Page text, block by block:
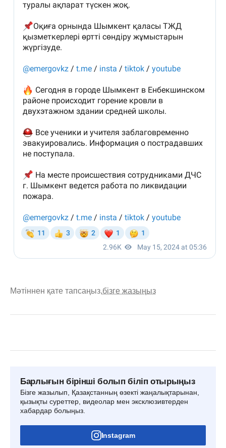
Мәтіннен қате тапсаңыз,бізге жазыңыз
Барлығын бірінші болып біліп отырыңыз
Бізге жазылып, Қазақстанның өзекті жаңалықтарынан,
қызықты суреттер, видеолар мен эксклюзивтерден
хабардар болыңыз.
Instagram